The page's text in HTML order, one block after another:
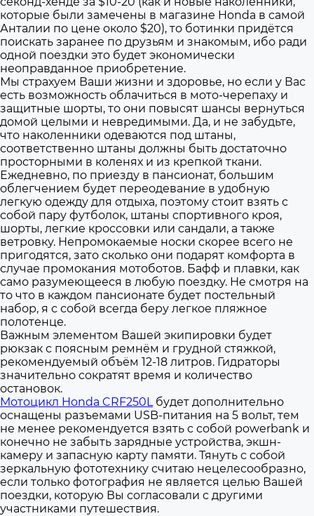
которые были замечены в магазине Honda в самой
Анталии по цене около $20), то ботинки придётся
поискать заранее по друзьям и знакомым, ибо ради
одной поездки это будет экономически
неоправданное приобретение.
Мы страхуем Ваши жизни и здоровье, но если у Вас
есть возможность облачиться в мото-черепаху и
защитные шорты, то они повысят шансы вернуться
домой целыми и невредимыми. Да, и не забудьте,
что наколенники одеваются под штаны,
соответственно штаны должны быть достаточно
просторными в коленях и из крепкой ткани.
Ежедневно, по приезду в пансионат, большим
облегчением будет переодевание в удобную
легкую одежду для отдыха, поэтому стоит взять с
собой пару футболок, штаны спортивного кроя,
шорты, легкие кроссовки или сандали, а также
ветровку. Непромокаемые носки скорее всего не
пригодятся, зато сколько они подарят комфорта в
случае промокания мотоботов. Бафф и плавки, как
само разумеющееся в любую поездку. Не смотря на
то что в каждом пансионате будет постельный
набор, я с собой всегда беру легкое пляжное
полотенце.
Важным элементом Вашей экипировки будет
рюкзак с поясным ремнём и грудной стяжкой,
рекомендуемый объём 12-18 литров. Гидраторы
значительно сократят время и количество
остановок.
Мотоцикл Honda CRF250Lбудет дополнительно
оснащены разъемами USB-питания на 5 вольт, тем
не менее рекомендуется взять с собой powerbank и
конечно не забыть зарядные устройства, экшн-
камеру и запасную карту памяти. Тянуть с собой
зеркальную фототехнику считаю нецелесообразно,
если только фотография не является целью Вашей
поездки, которую Вы согласовали с другими
участниками путешествия.